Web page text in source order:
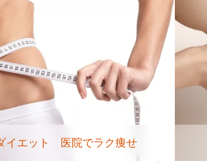
イエット 医院でラク痩せ